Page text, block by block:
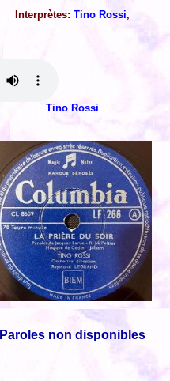
Interprètes:Tino Rossi,
Tino Rossi
Paroles non disponibles